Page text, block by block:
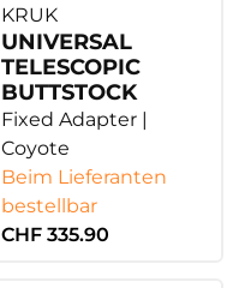
KRUK
UNIVERSAL
TELESCOPIC
BUTTSTOCK
Fixed Adapter |
Coyote
Beim Lieferanten
bestellbar
CHF 335.90